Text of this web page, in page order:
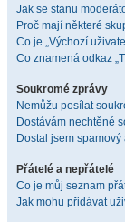
Jak se stanu
Proč mají některé
Co je „Výchozí
Co znamená odkaz
Soukromé zprávy
Nemůžu posílat
Dostávám nechtěné
Dostal jsem
Přátelé a nepřátelé
Co je můj seznam
Jak mohu přidávat